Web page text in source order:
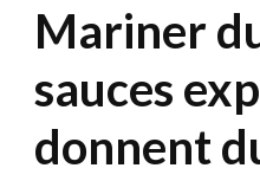
Mariner
sauces
donnent